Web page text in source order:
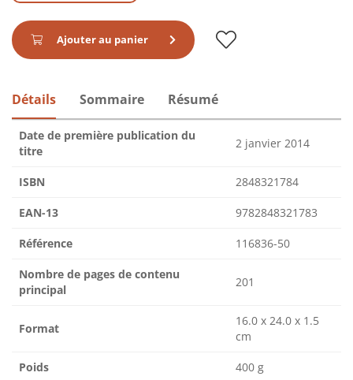
Ajouter au panier
Détails Sommaire Résumé
Date de première publication du
titre
2 janvier 2014
ISBN 2848321784
EAN-13 9782848321783
Référence 116836-50
Nombre de pages de contenu
principal
201
Format
16.0 x 24.0 x 1.5
cm
Poids 400 g